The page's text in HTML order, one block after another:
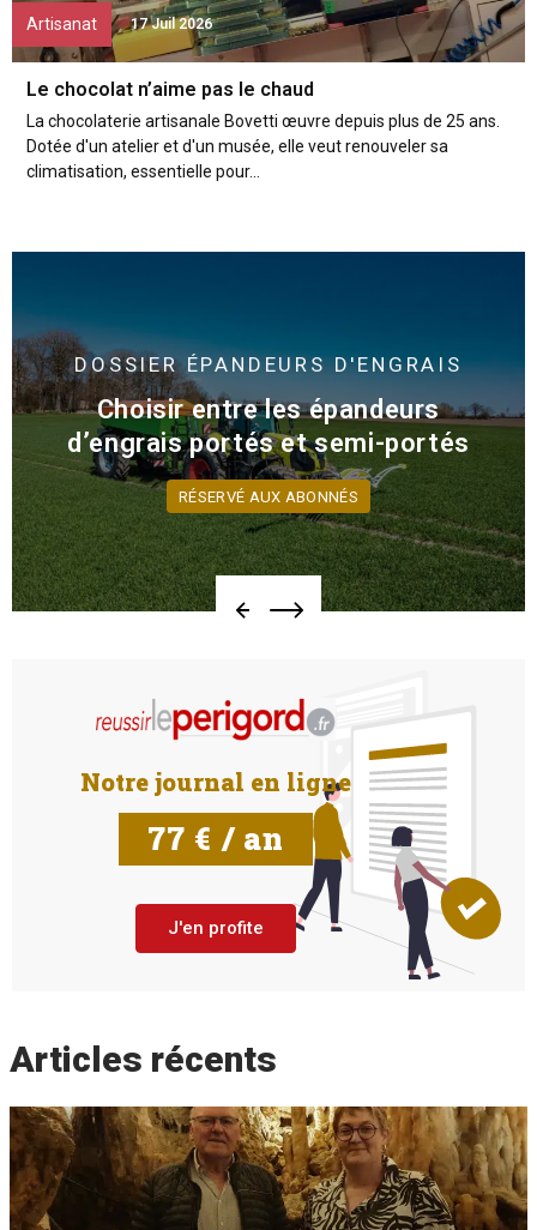
Artisanat 17 Juil 2026
Le chocolat n’aime pas le chaud
La chocolaterie artisanale Bovetti œuvre depuis plus de 25 ans.
Dotée d'un atelier et d'un musée, elle veut renouveler sa
climatisation, essentielle pour...
DOSSIER ÉPANDEURS D'ENGRAIS
Choisir entre les épandeurs
d’engrais portés et semi-portés
RÉSERVÉ AUX ABONNÉS
Notre journal en ligne
77 € / an
J'en profite
Articles récents